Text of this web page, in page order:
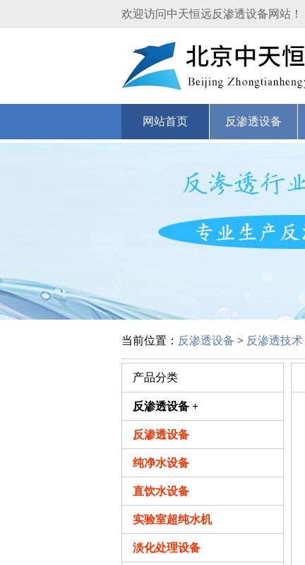
欢迎访问中天恒远反渗透设备网站！
网站首页 反渗透设备
当前位置： 反渗透设备 > 反渗透技术
产品分类
反渗透设备 +
反渗透设备
纯净水设备
直饮水设备
实验室超纯水机
淡化处理设备